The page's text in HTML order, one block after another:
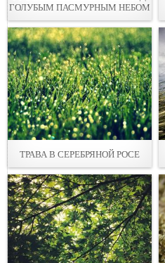
ГОЛУБЫМ ПАСМУРНЫМ НЕБОМ
ТРАВА В СЕРЕБРЯНОЙ РОСЕ